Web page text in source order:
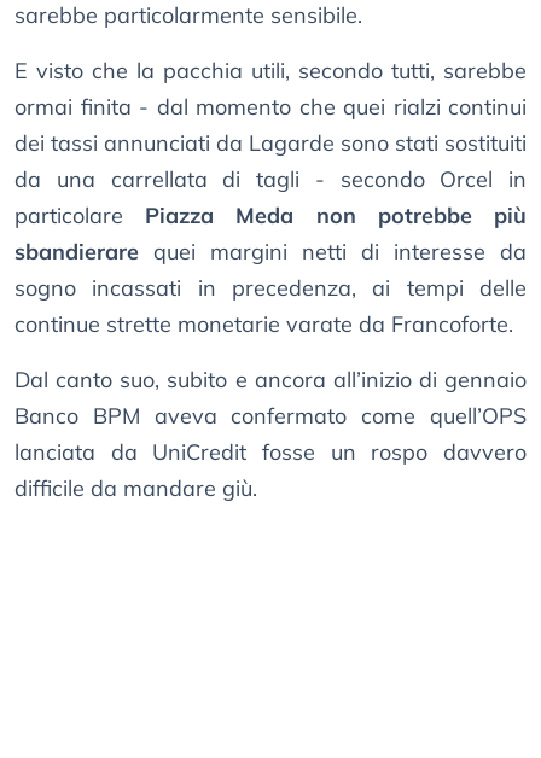
sarebbe particolarmente sensibile.
E visto che la pacchia utili, secondo tutti, sarebbe
ormai finita - dal momento che quei rialzi continui
dei tassi annunciati da Lagarde sono stati sostituiti
da una carrellata di tagli - secondo Orcel in
particolare Piazza Meda non potrebbe più
sbandierare quei margini netti di interesse da
sogno incassati in precedenza, ai tempi delle
continue strette monetarie varate da Francoforte.
Dal canto suo, subito e ancora all’inizio di gennaio
Banco BPM aveva confermato come quell’OPS
lanciata da UniCredit fosse un rospo davvero
difficile da mandare giù.